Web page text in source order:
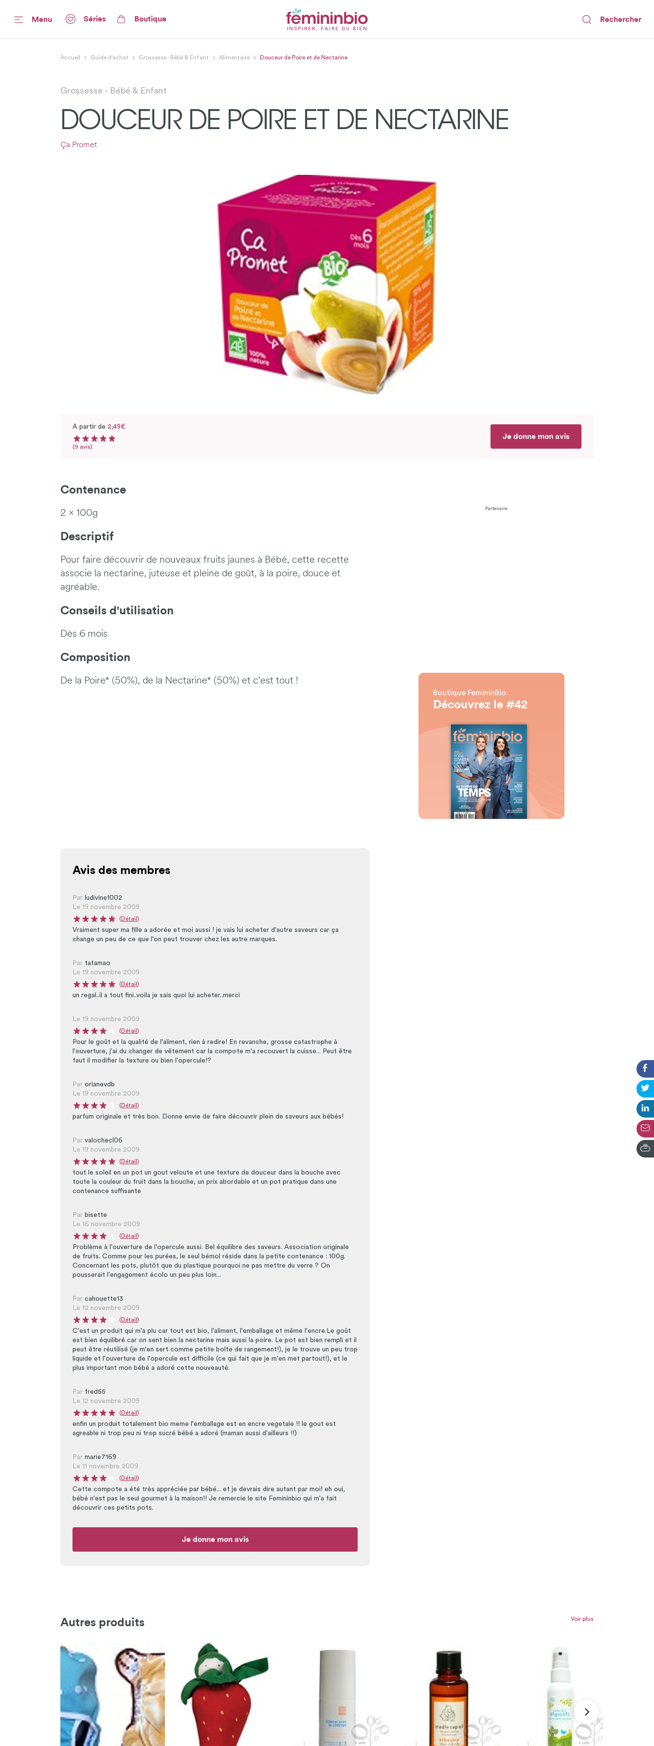
Menu Séries Boutique
INSPIRER, FAIRE DU BIEN
Rechercher
Accueil Guide d'achat Grossesse - Bébé & Enfant Alimentaire Douceur de Poire et de Nectarine
Grossesse - Bébé & Enfant
DOUCEUR DE POIRE ET DE NECTARINE
Ça Promet
A partir de 2,49€
Note moyenne du produit : 5 sur 5
Nombre d'avis
(9 avis)
Je donne mon avis
Partenaire
Boutique FemininBio
Découvrez le #42
Contenance
2 x 100g
Descriptif
Pour faire découvrir de nouveaux fruits jaunes à Bébé, cette recette
associe la nectarine, juteuse et pleine de goût, à la poire, douce et
agréable.
Conseils d'utilisation
Dès 6 mois
Composition
De la Poire* (50%), de la Nectarine* (50%) et c'est tout !
Avis des membres
Par ludivine1002
Le 19 novembre 2009
Note moyenne du produit : 5 sur 5
(Détail )
Vraiment super ma fille a adorée et moi aussi ! je vais lui acheter d'autre saveurs car ça
change un peu de ce que l'on peut trouver chez les autre marques.
Par tatamao
Le 19 novembre 2009
Note moyenne du produit : 5 sur 5
(Détail )
un regal..il a tout fini..voila je sais quoi lui acheter..merci
Le 19 novembre 2009
Note moyenne du produit : 4 sur 5
(Détail )
Pour le goût et la qualité de l'aliment, rien à redire! En revanche, grosse catastrophe à
l'ouverture, j'ai du changer de vêtement car la compote m'a recouvert la cuisse... Peut être
faut il modifier la texture ou bien l'opercule!?
Par orianevdb
Le 19 novembre 2009
Note moyenne du produit : 4 sur 5
(Détail )
parfum originale et très bon. Donne envie de faire découvrir plein de saveurs aux bébés!
Par valochecl06
Le 19 novembre 2009
Note moyenne du produit : 5 sur 5
(Détail )
tout le soleil en un pot un gout veloute et une texture de douceur dans la bouche avec
toute la couleur du fruit dans la bouche, un prix abordable et un pot pratique dans une
contenance suffisante
Par bisette
Le 16 novembre 2009
Note moyenne du produit : 4 sur 5
(Détail )
Problème à l'ouverture de l'opercule aussi. Bel équilibre des saveurs. Association originale
de fruits. Comme pour les purées, le seul bémol réside dans la petite contenance : 100g.
Concernant les pots, plutôt que du plastique pourquoi ne pas mettre du verre ? On
pousserait l'engagement écolo un peu plus loin...
Par cahouette13
Le 12 novembre 2009
Note moyenne du produit : 4 sur 5
(Détail )
C'est un produit qui m'a plu car tout est bio, l'aliment, l'emballage et même l'encre.Le goût
est bien équilibré car on sent bien la nectarine mais aussi la poire. Le pot est bien rempli et il
peut être réutilisé (je m'en sert comme petite boîte de rangement!), je le trouve un peu trop
liquide et l'ouverture de l'opercule est difficile (ce qui fait que je m'en met partout!), et le
plus important mon bébé a adoré cette nouveauté.
Par fred55
Le 12 novembre 2009
Note moyenne du produit : 5 sur 5
(Détail )
enfin un produit totalement bio meme l'emballage est en encre vegetale !! le gout est
agreable ni trop peu ni trop sucré bébé a adoré (maman aussi d'ailleurs !!)
Par marie7169
Le 11 novembre 2009
Note moyenne du produit : 4 sur 5
(Détail )
Cette compote a été très appréciée par bébé... et je devrais dire autant par moi! eh oui,
bébé n'est pas le seul gourmet à la maison!! Je remercie le site Femininbio qui m'a fait
découvrir ces petits pots.
Je donne mon avis
Autres produits Voir plus